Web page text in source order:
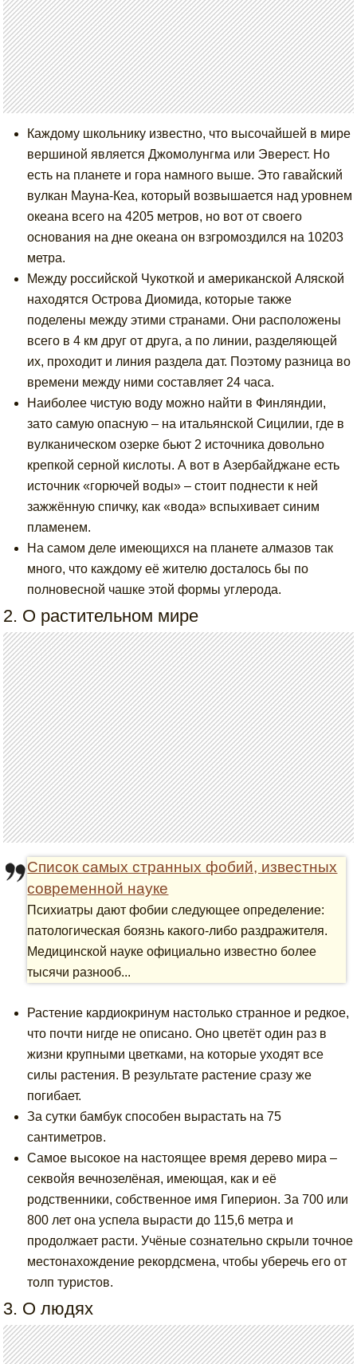
Каждому школьнику известно, что высочайшей в мире
вершиной является Джомолунгма или Эверест. Но
есть на планете и гора намного выше. Это гавайский
вулкан Мауна-Кеа, который возвышается над уровнем
океана всего на 4205 метров, но вот от своего
основания на дне океана он взгромоздился на 10203
метра.
Между российской Чукоткой и американской Аляской
находятся Острова Диомида, которые также
поделены между этими странами. Они расположены
всего в 4 км друг от друга, а по линии, разделяющей
их, проходит и линия раздела дат. Поэтому разница во
времени между ними составляет 24 часа.
Наиболее чистую воду можно найти в Финляндии,
зато самую опасную – на итальянской Сицилии, где в
вулканическом озерке бьют 2 источника довольно
крепкой серной кислоты. А вот в Азербайджане есть
источник «горючей воды» – стоит поднести к ней
зажжённую спичку, как «вода» вспыхивает синим
пламенем.
На самом деле имеющихся на планете алмазов так
много, что каждому её жителю досталось бы по
полновесной чашке этой формы углерода.
2. О растительном мире
Список самых странных фобий, известных
современной науке
Психиатры дают фобии следующее определение:
патологическая боязнь какого-либо раздражителя.
Медицинской науке официально известно более
тысячи разнооб...
Растение кардиокринум настолько странное и редкое,
что почти нигде не описано. Оно цветёт один раз в
жизни крупными цветками, на которые уходят все
силы растения. В результате растение сразу же
погибает.
За сутки бамбук способен вырастать на 75
сантиметров.
Самое высокое на настоящее время дерево мира –
секвойя вечнозелёная, имеющая, как и её
родственники, собственное имя Гиперион. За 700 или
800 лет она успела вырасти до 115,6 метра и
продолжает расти. Учёные сознательно скрыли точное
местонахождение рекордсмена, чтобы уберечь его от
толп туристов.
3. О людях